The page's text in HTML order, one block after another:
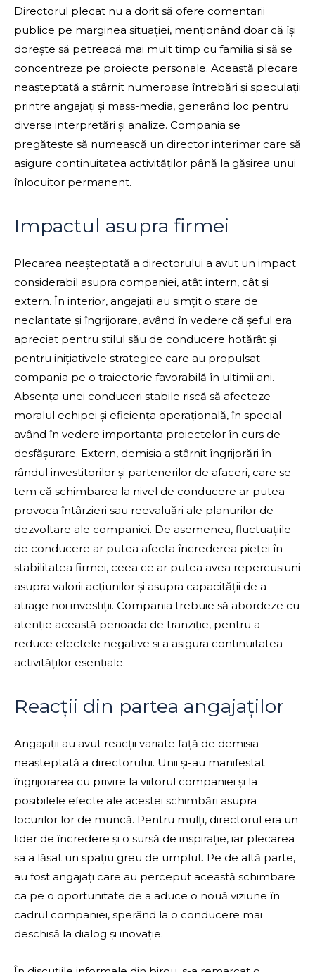
Directorul plecat nu a dorit să ofere comentarii
publice pe marginea situației, menționând doar că își
dorește să petreacă mai mult timp cu familia și să se
concentreze pe proiecte personale. Această plecare
neașteptată a stârnit numeroase întrebări și speculații
printre angajați și mass-media, generând loc pentru
diverse interpretări și analize. Compania se
pregătește să numească un director interimar care să
asigure continuitatea activităților până la găsirea unui
înlocuitor permanent.
Impactul asupra firmei
Plecarea neașteptată a directorului a avut un impact
considerabil asupra companiei, atât intern, cât și
extern. În interior, angajații au simțit o stare de
neclaritate și îngrijorare, având în vedere că șeful era
apreciat pentru stilul său de conducere hotărât și
pentru inițiativele strategice care au propulsat
compania pe o traiectorie favorabilă în ultimii ani.
Absența unei conduceri stabile riscă să afecteze
moralul echipei și eficiența operațională, în special
având în vedere importanța proiectelor în curs de
desfășurare. Extern, demisia a stârnit îngrijorări în
rândul investitorilor și partenerilor de afaceri, care se
tem că schimbarea la nivel de conducere ar putea
provoca întârzieri sau reevaluări ale planurilor de
dezvoltare ale companiei. De asemenea, fluctuațiile
de conducere ar putea afecta încrederea pieței în
stabilitatea firmei, ceea ce ar putea avea repercusiuni
asupra valorii acțiunilor și asupra capacității de a
atrage noi investiții. Compania trebuie să abordeze cu
atenție această perioada de tranziție, pentru a
reduce efectele negative și a asigura continuitatea
activităților esențiale.
Reacții din partea angajaților
Angajații au avut reacții variate față de demisia
neașteptată a directorului. Unii și-au manifestat
îngrijorarea cu privire la viitorul companiei și la
posibilele efecte ale acestei schimbări asupra
locurilor lor de muncă. Pentru mulți, directorul era un
lider de încredere și o sursă de inspirație, iar plecarea
sa a lăsat un spațiu greu de umplut. Pe de altă parte,
au fost angajați care au perceput această schimbare
ca pe o oportunitate de a aduce o nouă viziune în
cadrul companiei, sperând la o conducere mai
deschisă la dialog și inovație.